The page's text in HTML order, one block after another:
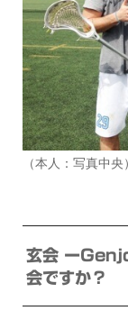
（本人：写真中央）
玄会 ー
会ですか？